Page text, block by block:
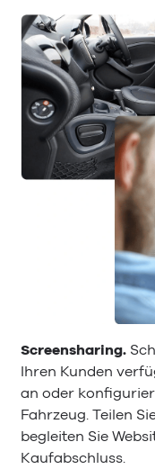
Screensharing.
Ihren Kunden
an oder
Fahrzeug. Teilen
begleiten Sie
Kaufabschluss.